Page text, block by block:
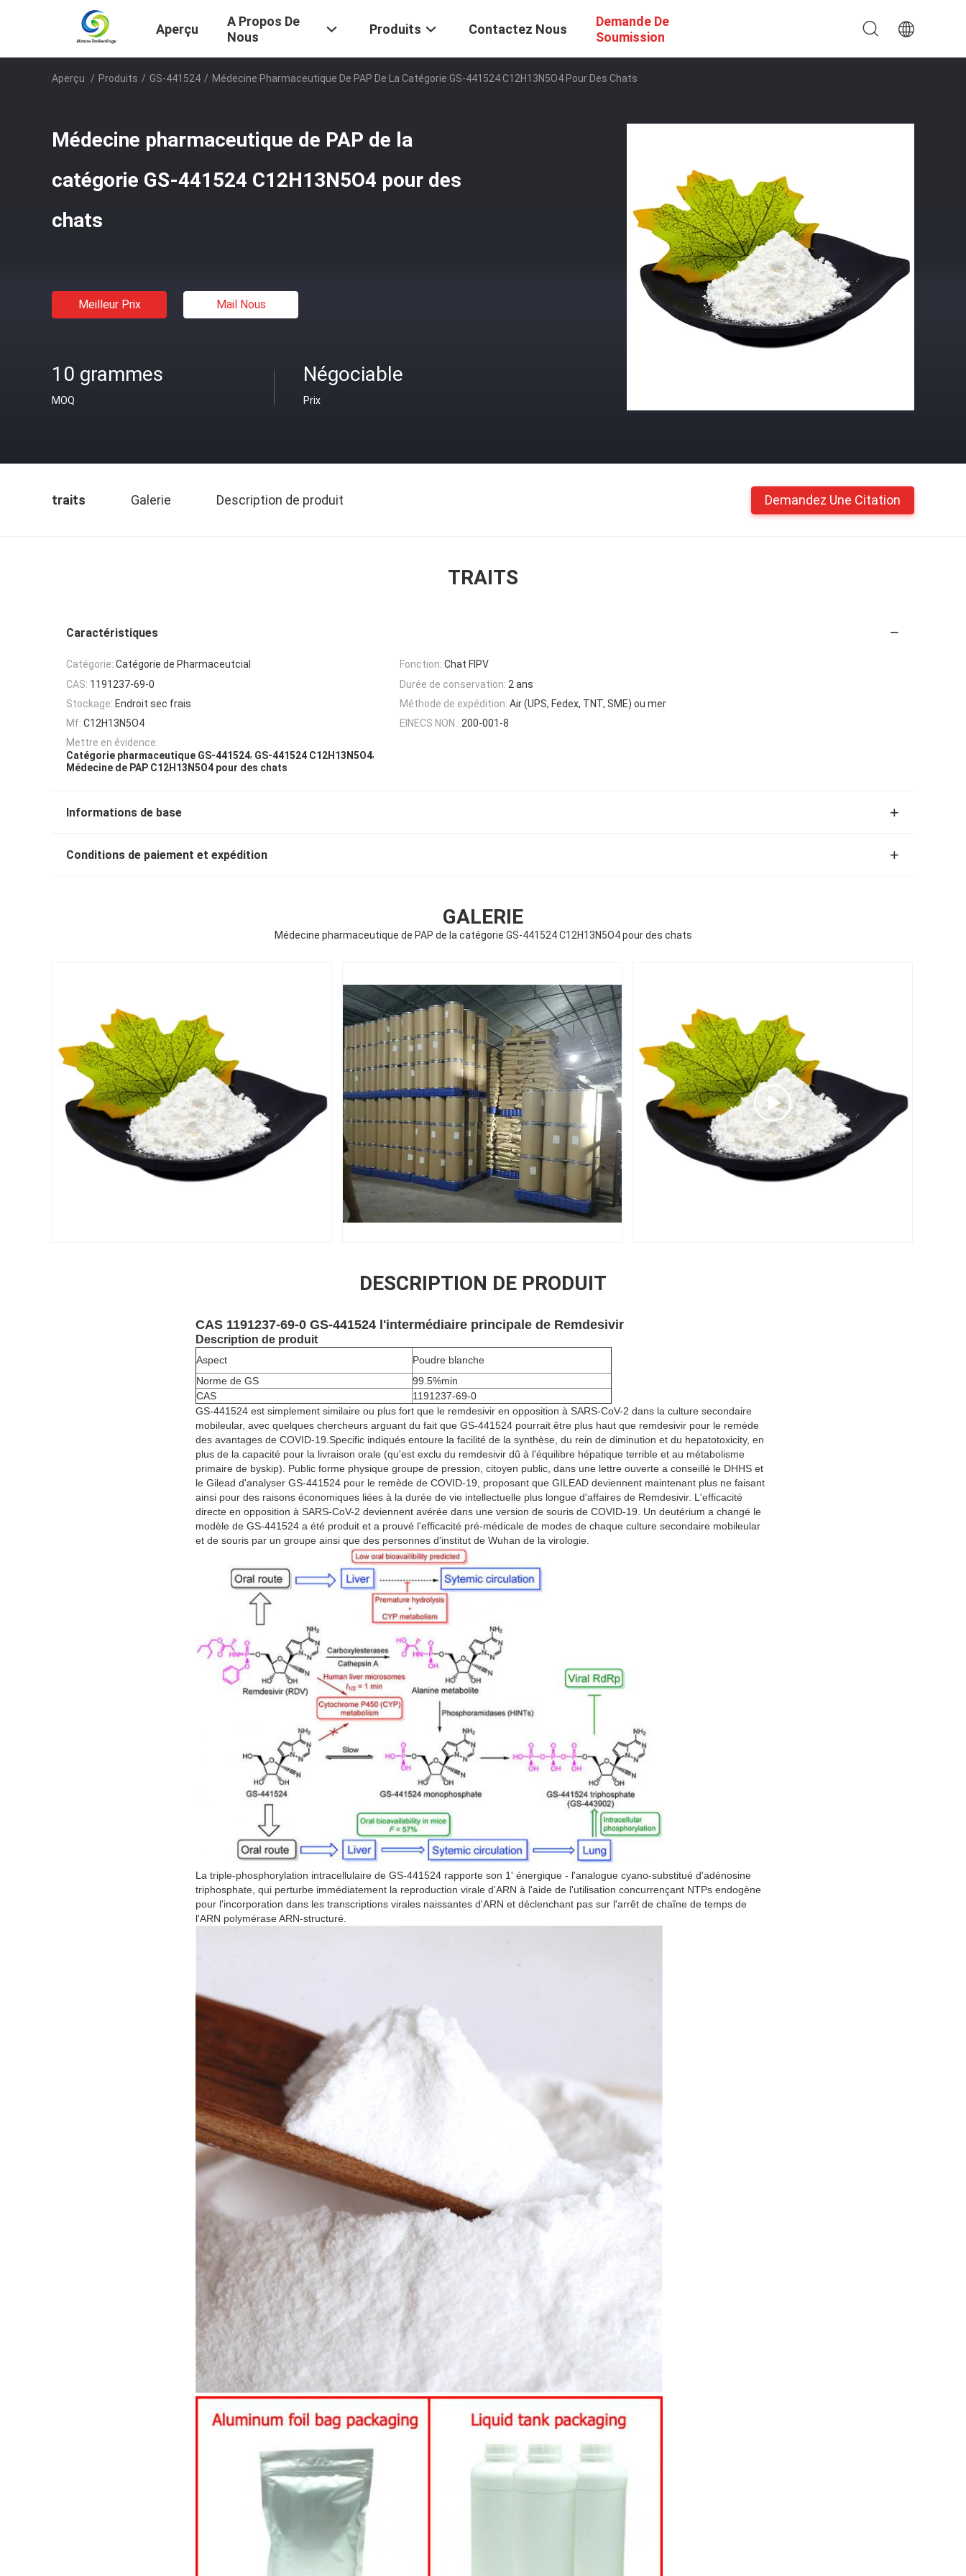
Aperçu
A Propos De
Nous
Produits Contactez Nous
Demande De
Soumission
Aperçu / Produits / GS-441524 / Médecine Pharmaceutique De PAP De La Catégorie GS-441524 C12H13N5O4 Pour Des Chats
Médecine pharmaceutique de PAP de la
catégorie GS-441524 C12H13N5O4 pour des
chats
Meilleur Prix Mail Nous
10 grammes
MOQ
Négociable
Prix
traits Galerie Description de produit Demandez Une Citation
TRAITS
Caractéristiques
Catégorie: Catégorie de Pharmaceutcial Fonction: Chat FIPV
CAS: 1191237-69-0 Durée de conservation: 2 ans
Stockage: Endroit sec frais Méthode de expédition: Air (UPS, Fedex, TNT, SME) ou mer
Mf: C12H13N5O4 EINECS NON.: 200-001-8
Mettre en évidence:
Catégorie pharmaceutique GS-441524, GS-441524 C12H13N5O4,
Médecine de PAP C12H13N5O4 pour des chats
Informations de base
Conditions de paiement et expédition
GALERIE
Médecine pharmaceutique de PAP de la catégorie GS-441524 C12H13N5O4 pour des chats
DESCRIPTION DE PRODUIT
CAS 1191237-69-0 GS-441524 l'intermédiaire principale de Remdesivir
Description de produit
Aspect
Poudre blanche
Norme de GS
99.5%min
CAS
1191237-69-0
GS-441524 est simplement similaire ou plus fort que le remdesivir en opposition à SARS-CoV-2 dans la culture secondaire
mobileular, avec quelques chercheurs arguant du fait que GS-441524 pourrait être plus haut que remdesivir pour le remède
des avantages de COVID-19.Specific indiqués entoure la facilité de la synthèse, du rein de diminution et du hepatotoxicity, en
plus de la capacité pour la livraison orale (qu'est exclu du remdesivir dû à l'équilibre hépatique terrible et au métabolisme
primaire de byskip). Public forme physique groupe de pression, citoyen public, dans une lettre ouverte a conseillé le DHHS et
le Gilead d'analyser GS-441524 pour le remède de COVID-19, proposant que GILEAD deviennent maintenant plus ne faisant
ainsi pour des raisons économiques liées à la durée de vie intellectuelle plus longue d'affaires de Remdesivir. L'efficacité
directe en opposition à SARS-CoV-2 deviennent avérée dans une version de souris de COVID-19. Un deutérium a changé le
modèle de GS-441524 a été produit et a prouvé l'efficacité pré-médicale de modes de chaque culture secondaire mobileular
et de souris par un groupe ainsi que des personnes d'institut de Wuhan de la virologie.
La triple-phosphorylation intracellulaire de GS-441524 rapporte son 1' énergique - l'analogue cyano-substitué d'adénosine
triphosphate, qui perturbe immédiatement la reproduction virale d'ARN à l'aide de l'utilisation concurrençant NTPs endogène
pour l'incorporation dans les transcriptions virales naissantes d'ARN et déclenchant pas sur l'arrêt de chaîne de temps de
l'ARN polymérase ARN-structuré.